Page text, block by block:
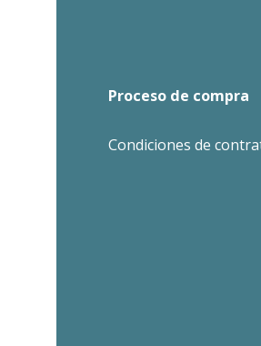
Proceso de compra
Condiciones de